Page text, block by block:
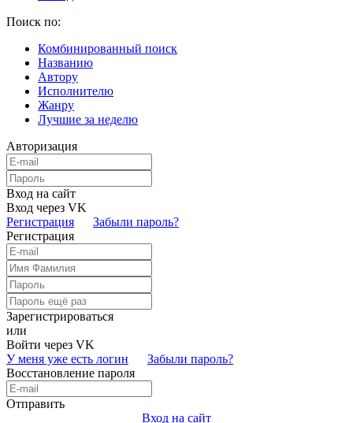
Поиск по:
Комбинированный поиск
Названию
Автору
Исполнителю
Жанру
Лучшие за неделю
Авторизация
Вход на сайт
Вход через VK
Регистрация
Забыли пароль?
Регистрация
Зарегистрироваться
или
Войти через VK
У меня уже есть логин
Забыли пароль?
Восстановление пароля
Отправить
Вход на сайт